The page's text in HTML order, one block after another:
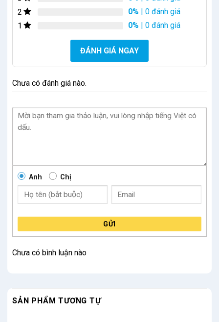
2
0% | 0 đánh giá
1
0% | 0 đánh giá
ĐÁNH GIÁ NGAY
Chưa có đánh giá nào.
Anh Chị
GỬI
Chưa có bình luận nào
SẢN PHẨM TƯƠNG TỰ